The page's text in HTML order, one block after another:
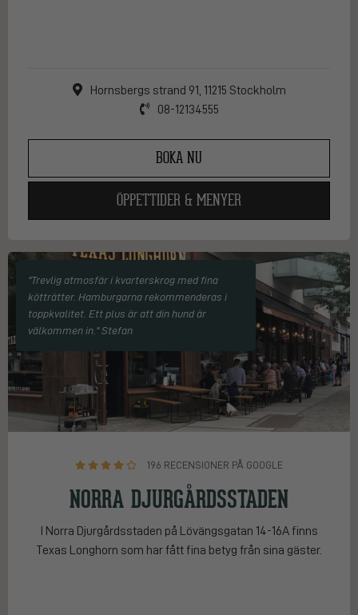
Hornsbergs strand 91, 11215 Stockholm
08-12134555
BOKA NU
ÖPPETTIDER & MENYER
"Trevlig atmosfär i kvarterskrog med fina
kötträtter. Hamburgarna rekommenderas i
toppkvalitet. Ett plus är att din hund är
välkommen in." Stefan
196 RECENSIONER PÅ GOOGLE
NORRA DJURGÅRDSSTADEN
I Norra Djurgårdsstaden på Lövängsgatan 14-16A finns
Texas Longhorn som har fått fina betyg från sina gäster.